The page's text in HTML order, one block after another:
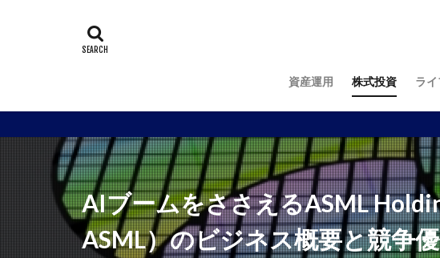
資産運用 株式投資 ラ
AIブームをささえるASML
ASML）のビジネス概要と競争